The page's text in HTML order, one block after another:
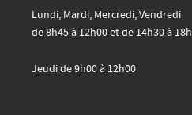
Lundi, Mardi, Mercredi, Vendredi
de 8h45 à 12h00 et de 14h30 à 18h
Jeudi de 9h00 à 12h00